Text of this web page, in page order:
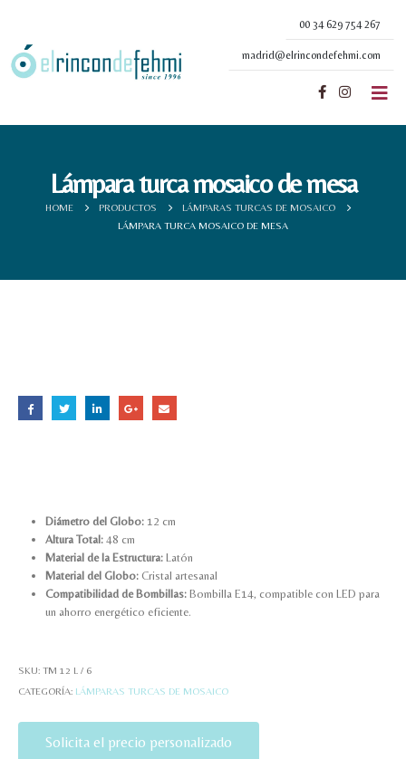
00 34 629 754 267
madrid@elrincondefehmi.com
Lámpara turca mosaico de mesa
HOME PRODUCTOS
LÁMPARAS TURCAS DE MOSAICO
LÁMPARA TURCA MOSAICO DE MESA
Diámetro del Globo:12 cm
Altura Total:48 cm
Material de la Estructura:Latón
Material del Globo:Cristal artesanal
Compatibilidad de Bombillas:Bombilla E14, compatible con LED para
un ahorro energético eficiente.
SKU: TM 12 L / 6
CATEGORÍA: LÁMPARAS TURCAS DE MOSAICO
Solicita el precio personalizado